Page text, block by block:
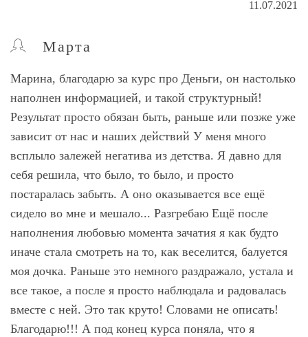
11.07.2021
Марта
Марина, благодарю за курс про Деньги, он настолько
наполнен информацией, и такой структурный!
Результат просто обязан быть, раньше или позже уже
зависит от нас и наших действий У меня много
всплыло залежей негатива из детства. Я давно для
себя решила, что было, то было, и просто
постаралась забыть. А оно оказывается все ещё
сидело во мне и мешало... Разгребаю Ещё после
наполнения любовью момента зачатия я как будто
иначе стала смотреть на то, как веселится, балуется
моя дочка. Раньше это немного раздражало, устала и
все такое, а после я просто наблюдала и радовалась
вместе с ней. Это так круто! Словами не описать!
Благодарю!!! А под конец курса поняла, что я